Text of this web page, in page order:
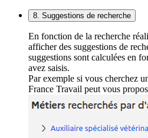
8. Suggestions de recherche
En fonction de la recherche
afficher des suggestions de
suggestions sont calculées en
avez saisis.
Par exemple si vous cherchez
France Travail peut vous